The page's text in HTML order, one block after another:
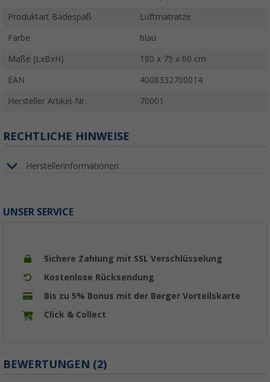
Produktart Badespaß Luftmatratze
Farbe blau
Maße (LxBxH) 180 x 75 x 60 cm
EAN 4008332700014
Hersteller Artikel-Nr. 70001
RECHTLICHE HINWEISE
Herstellerinformationen
UNSER SERVICE
Sichere Zahlung mit SSL Verschlüsselung
Kostenlose Rücksendung
Bis zu 5% Bonus mit der Berger Vorteilskarte
Click & Collect
BEWERTUNGEN (2)